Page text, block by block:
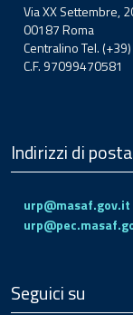
Via XX Settembre,
00187 Roma
Centralino Tel.
C.F. 97099470581
Indirizzi di
urp@masaf.gov.it
Seguici su